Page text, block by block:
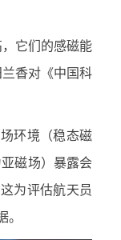
它们的感磁能
香对《中国科
环境（稳态磁
磁场）暴露会
为评估航天员
。